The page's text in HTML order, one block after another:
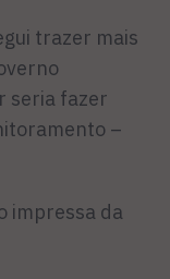
trazer mais
seria fazer
–
impressa da